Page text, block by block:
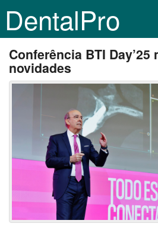
DentalPro
Conferência BTI Day’25
novidades